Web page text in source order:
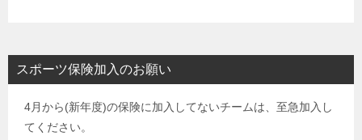
スポーツ保険加入のお願い
4月から(新年度)の保険に加入してないチームは、至急加入し
てください。